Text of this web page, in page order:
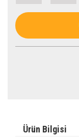
Ürün Bilgisi